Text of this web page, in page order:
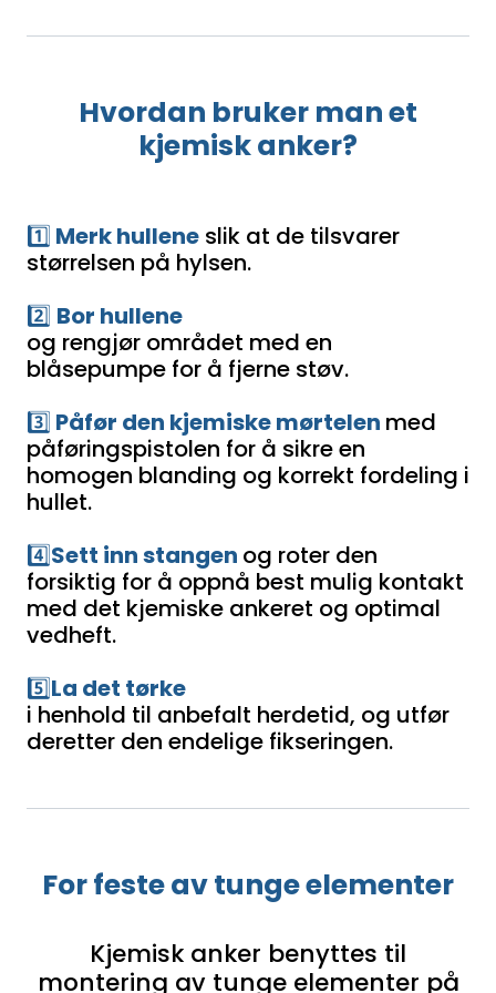
Hvordan bruker man et
kjemisk anker?
1️⃣ Merk hullene slik at de tilsvarer
størrelsen på hylsen.
2️⃣ Bor hullene
og rengjør området med en
blåsepumpe for å fjerne støv.
3️⃣ Påfør den kjemiske mørtelen med
påføringspistolen for å sikre en
homogen blanding og korrekt fordeling i
hullet.
4️⃣Sett inn stangen og roter den
forsiktig for å oppnå best mulig kontakt
med det kjemiske ankeret og optimal
vedheft.
5️⃣La det tørke
i henhold til anbefalt herdetid, og utfør
deretter den endelige fikseringen.
For feste av tunge elementer
Kjemisk anker benyttes til
montering av tunge elementer på